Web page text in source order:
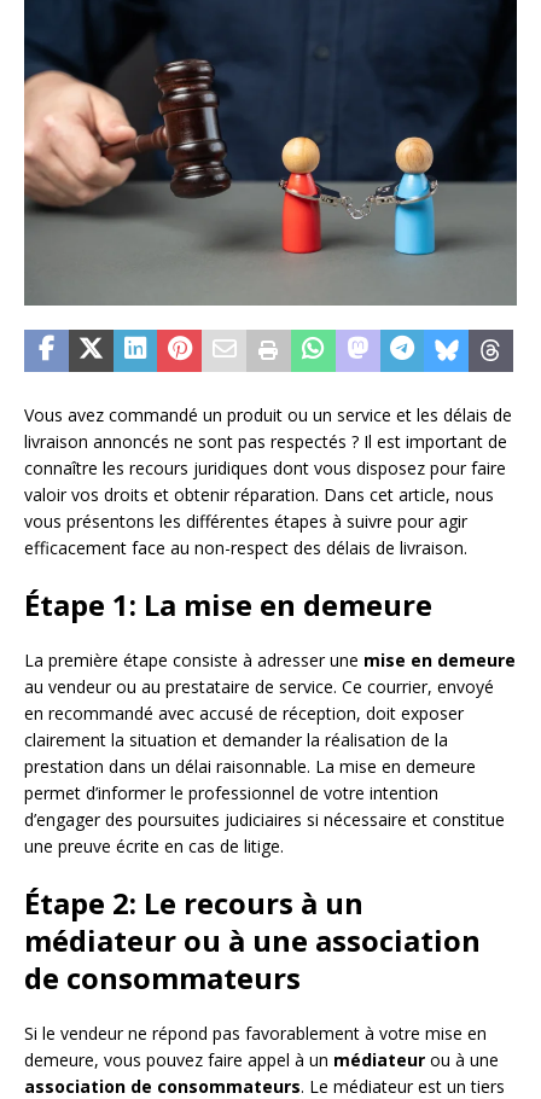
Vous avez commandé un produit ou un service et les délais de
livraison annoncés ne sont pas respectés ? Il est important de
connaître les recours juridiques dont vous disposez pour faire
valoir vos droits et obtenir réparation. Dans cet article, nous
vous présentons les différentes étapes à suivre pour agir
efficacement face au non-respect des délais de livraison.
Étape 1: La mise en demeure
La première étape consiste à adresser une mise en demeure
au vendeur ou au prestataire de service. Ce courrier, envoyé
en recommandé avec accusé de réception, doit exposer
clairement la situation et demander la réalisation de la
prestation dans un délai raisonnable. La mise en demeure
permet d’informer le professionnel de votre intention
d’engager des poursuites judiciaires si nécessaire et constitue
une preuve écrite en cas de litige.
Étape 2: Le recours à un
médiateur ou à une association
de consommateurs
Si le vendeur ne répond pas favorablement à votre mise en
demeure, vous pouvez faire appel à un médiateur ou à une
association de consommateurs. Le médiateur est un tiers